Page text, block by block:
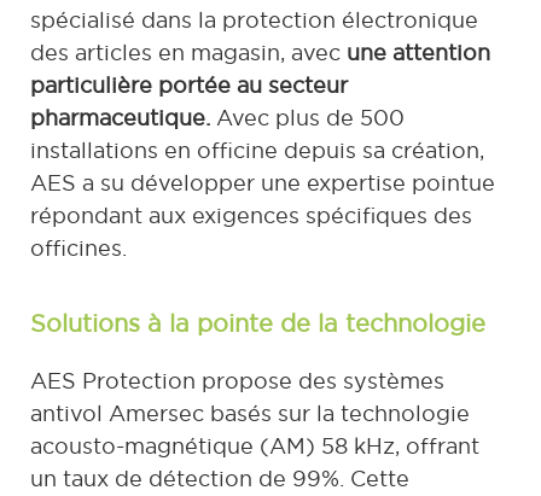
spécialisé dans la protection électronique
des articles en magasin, avec une attention
particulière portée au secteur
pharmaceutique. Avec plus de 500
installations en officine depuis sa création,
AES a su développer une expertise pointue
répondant aux exigences spécifiques des
officines.
Solutions à la pointe de la technologie
AES Protection propose des systèmes
antivol Amersec basés sur la technologie
acousto-magnétique (AM) 58 kHz, offrant
un taux de détection de 99%. Cette